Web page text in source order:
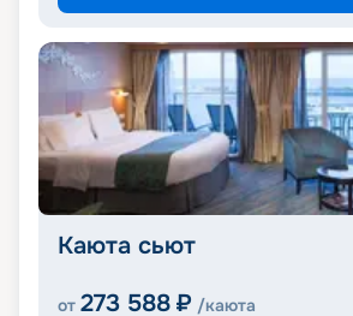
Каюта сьют
от 273 588 ₽ /каюта